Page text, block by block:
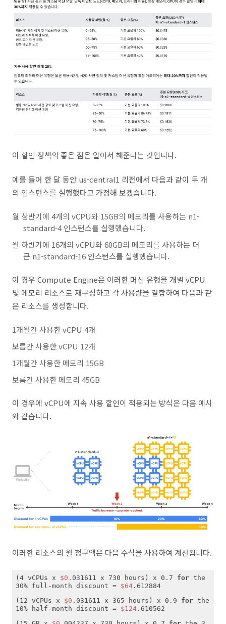
이 할인 정책의 좋은 점은 알아서 해준다는 것입니다.
예를 들어 한 달 동안 us-central1 리전에서 다음과 같이 두 개
의 인스턴스를 실행했다고 가정해 보겠습니다.
월 상반기에 4개의 vCPU와 15GB의 메모리를 사용하는 n1-
standard-4 인스턴스를 실행했습니다.
월 하반기에 16개의 vCPU와 60GB의 메모리를 사용하는 더
큰 n1-standard-16 인스턴스를 실행했습니다.
이 경우 Compute Engine은 이러한 머신 유형을 개별 vCPU
및 메모리 리소스로 재구성하고 각 사용량을 결합하여 다음과 같
은 리소스를 생성합니다.
1개월간 사용한 vCPU 4개
보름간 사용한 vCPU 12개
1개월간 사용한 메모리 15GB
보름간 사용한 메모리 45GB
이 경우에 vCPU에 지속 사용 할인이 적용되는 방식은 다음 예시
와 같습니다.
이러한 리소스의 월 청구액은 다음 수식을 사용하여 계산됩니다.
(4 vCPUs x $0 .031611 x 730 hours) x 0.7 for the
30% full-month discount = $64
.612884
(12 vCPUs x $0 .031611 x 365 hours) x 0.9 for the
10% half-month discount = $124